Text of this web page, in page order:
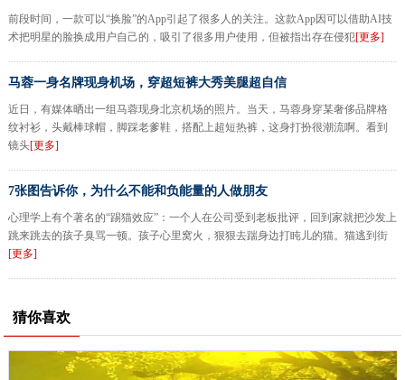
前段时间，一款可以“换脸”的App引起了很多人的关注。这款App因可以借助AI技
术把明星的脸换成用户自己的，吸引了很多用户使用，但被指出存在侵犯[更多]
马蓉一身名牌现身机场，穿超短裤大秀美腿超自信
近日，有媒体晒出一组马蓉现身北京机场的照片。当天，马蓉身穿某奢侈品牌格
纹衬衫，头戴棒球帽，脚踩老爹鞋，搭配上超短热裤，这身打扮很潮流啊。看到
镜头[更多]
7张图告诉你，为什么不能和负能量的人做朋友
心理学上有个著名的“踢猫效应”：一个人在公司受到老板批评，回到家就把沙发上
跳来跳去的孩子臭骂一顿。孩子心里窝火，狠狠去踹身边打盹儿的猫。猫逃到街
[更多]
猜你喜欢